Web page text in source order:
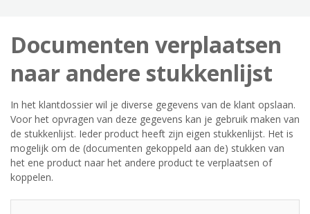
Documenten verplaatsen
naar andere stukkenlijst
In het klantdossier wil je diverse gegevens van de klant opslaan.
Voor het opvragen van deze gegevens kan je gebruik maken van
de stukkenlijst. Ieder product heeft zijn eigen stukkenlijst. Het is
mogelijk om de (documenten gekoppeld aan de) stukken van
het ene product naar het andere product te verplaatsen of
koppelen.